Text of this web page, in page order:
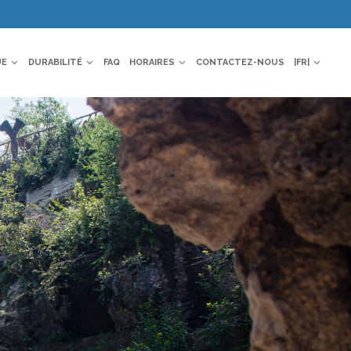
DURABILITÉ FAQ HORAIRES CONTACTEZ-NOUS |FR|